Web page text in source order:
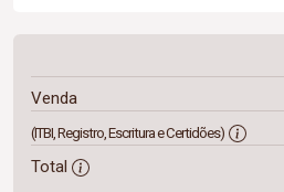
Venda
(ITBI, Registro, Escritura e Certidões)
Total